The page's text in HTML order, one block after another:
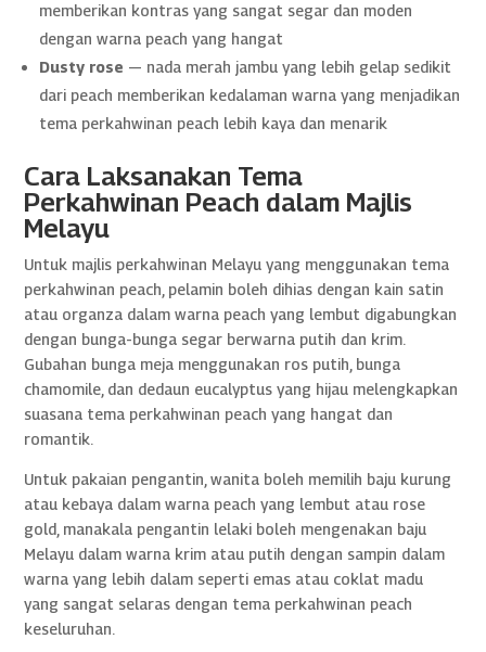
memberikan kontras yang sangat segar dan moden
dengan warna peach yang hangat
Dusty rose — nada merah jambu yang lebih gelap sedikit
dari peach memberikan kedalaman warna yang menjadikan
tema perkahwinan peach lebih kaya dan menarik
Cara Laksanakan Tema
Perkahwinan Peach dalam Majlis
Melayu
Untuk majlis perkahwinan Melayu yang menggunakan tema
perkahwinan peach, pelamin boleh dihias dengan kain satin
atau organza dalam warna peach yang lembut digabungkan
dengan bunga-bunga segar berwarna putih dan krim.
Gubahan bunga meja menggunakan ros putih, bunga
chamomile, dan dedaun eucalyptus yang hijau melengkapkan
suasana tema perkahwinan peach yang hangat dan
romantik.
Untuk pakaian pengantin, wanita boleh memilih baju kurung
atau kebaya dalam warna peach yang lembut atau rose
gold, manakala pengantin lelaki boleh mengenakan baju
Melayu dalam warna krim atau putih dengan sampin dalam
warna yang lebih dalam seperti emas atau coklat madu
yang sangat selaras dengan tema perkahwinan peach
keseluruhan.